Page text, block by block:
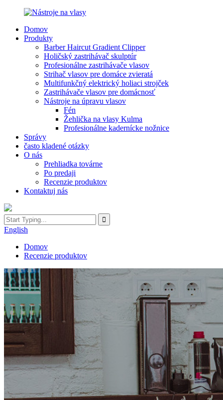
Domov
Produkty
Barber Haircut Gradient Clipper
Holičský zastrihávač skulptúr
Profesionálne zastrihávače vlasov
Strihač vlasov pre domáce zvieratá
Multifunkčný elektrický holiaci strojček
Zastrihávače vlasov pre domácnosť
Nástroje na úpravu vlasov
Fén
Žehlička na vlasy Kulma
Profesionálne kadernícke nožnice
Správy
často kladené otázky
O nás
Prehliadka továrne
Po predaji
Recenzie produktov
Kontaktuj nás
English
Domov
Recenzie produktov